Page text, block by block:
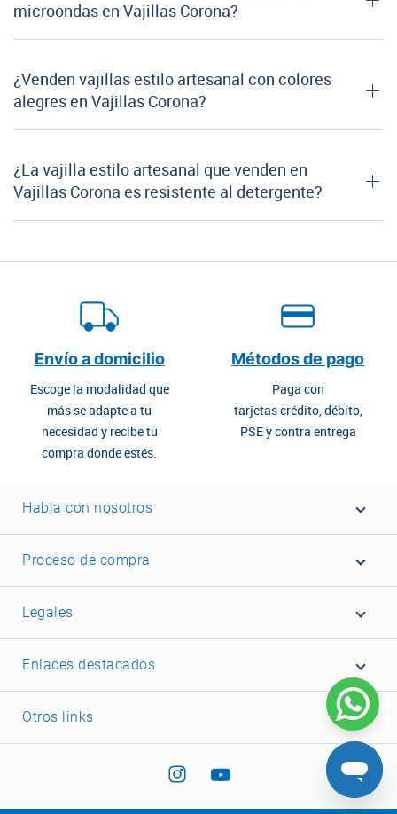
microondas en Vajillas Corona?
¿Venden vajillas estilo artesanal con colores
alegres en Vajillas Corona?
¿La vajilla estilo artesanal que venden en
Vajillas Corona es resistente al detergente?
Envío a domicilio
Escoge la modalidad que
más se adapte a tu
necesidad y recibe tu
compra donde estés.
Métodos de pago
Paga con
tarjetas crédito, débito,
PSE y contra entrega
Habla con nosotros
Proceso de compra
Legales
Enlaces destacados
Otros links